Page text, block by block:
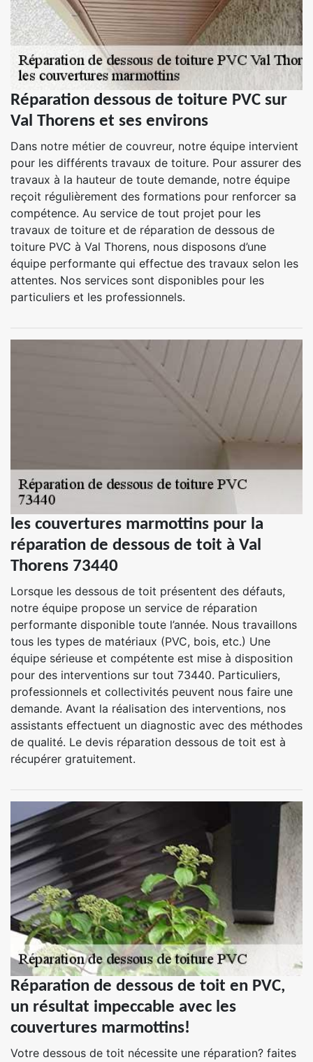
Réparation dessous de toiture PVC sur
Val Thorens et ses environs
Dans notre métier de couvreur, notre équipe intervient
pour les différents travaux de toiture. Pour assurer des
travaux à la hauteur de toute demande, notre équipe
reçoit régulièrement des formations pour renforcer sa
compétence. Au service de tout projet pour les
travaux de toiture et de réparation de dessous de
toiture PVC à Val Thorens, nous disposons d’une
équipe performante qui effectue des travaux selon les
attentes. Nos services sont disponibles pour les
particuliers et les professionnels.
les couvertures marmottins pour la
réparation de dessous de toit à Val
Thorens 73440
Lorsque les dessous de toit présentent des défauts,
notre équipe propose un service de réparation
performante disponible toute l’année. Nous travaillons
tous les types de matériaux (PVC, bois, etc.) Une
équipe sérieuse et compétente est mise à disposition
pour des interventions sur tout 73440. Particuliers,
professionnels et collectivités peuvent nous faire une
demande. Avant la réalisation des interventions, nos
assistants effectuent un diagnostic avec des méthodes
de qualité. Le devis réparation dessous de toit est à
récupérer gratuitement.
Réparation de dessous de toit en PVC,
un résultat impeccable avec les
couvertures marmottins!
Votre dessous de toit nécessite une réparation? faites